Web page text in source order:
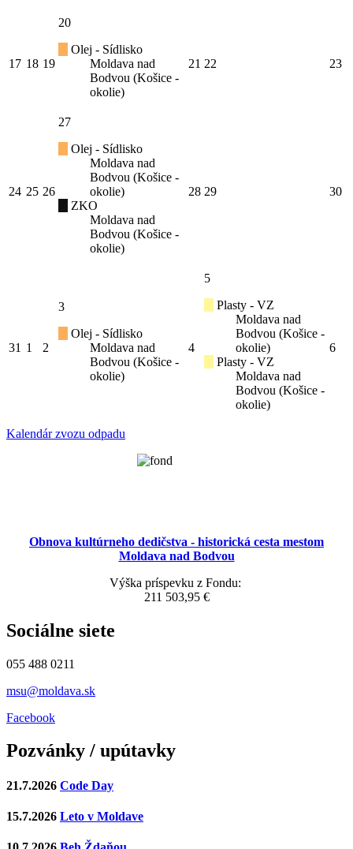
17 18 19
20
Olej - Sídlisko
Moldava nad
Bodvou (Košice -
okolie)
21 22 23
24 25 26
27
Olej - Sídlisko
Moldava nad
Bodvou (Košice -
okolie)
ZKO
Moldava nad
Bodvou (Košice -
okolie)
28 29 30
31 1 2
3
Olej - Sídlisko
Moldava nad
Bodvou (Košice -
okolie)
4
5
Plasty - VZ
Moldava nad
Bodvou (Košice -
okolie)
Plasty - VZ
Moldava nad
Bodvou (Košice -
okolie)
6
Kalendár zvozu odpadu
Obnova kultúrneho dedičstva - historická cesta mestom
Moldava nad Bodvou
Výška príspevku z Fondu:
211 503,95 €
Sociálne siete
055 488 0211
msu@moldava.sk
Facebook
Pozvánky / upútavky
21.7.2026 Code Day
15.7.2026 Leto v Moldave